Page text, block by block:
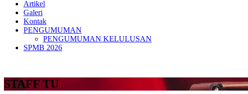
Artikel
Galeri
Kontak
PENGUMUMAN
PENGUMUMAN KELULUSAN
SPMB 2026
STAFF TU